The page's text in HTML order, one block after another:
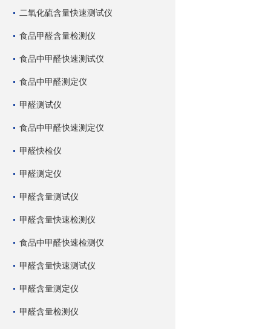
二氧化硫含量快速测试仪
食品甲醛含量检测仪
食品中甲醛快速测试仪
食品中甲醛测定仪
甲醛测试仪
食品中甲醛快速测定仪
甲醛快检仪
甲醛测定仪
甲醛含量测试仪
甲醛含量快速检测仪
食品中甲醛快速检测仪
甲醛含量快速测试仪
甲醛含量测定仪
甲醛含量检测仪